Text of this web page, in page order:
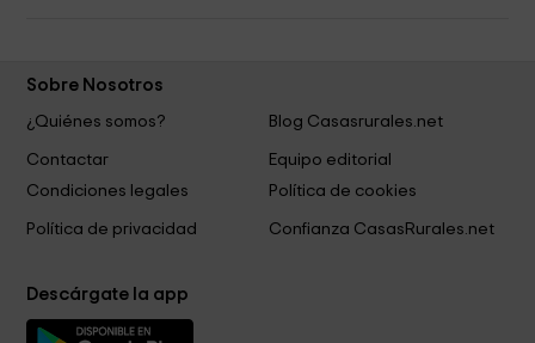
Sobre Nosotros
¿Quiénes somos?
Blog Casasrurales.net
Contactar
Equipo editorial
Condiciones legales
Política de cookies
Política de privacidad Confianza CasasRurales.net
Descárgate la app